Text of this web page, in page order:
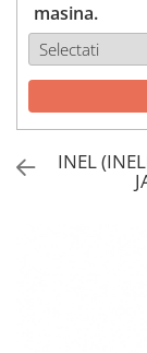
masina.
INEL